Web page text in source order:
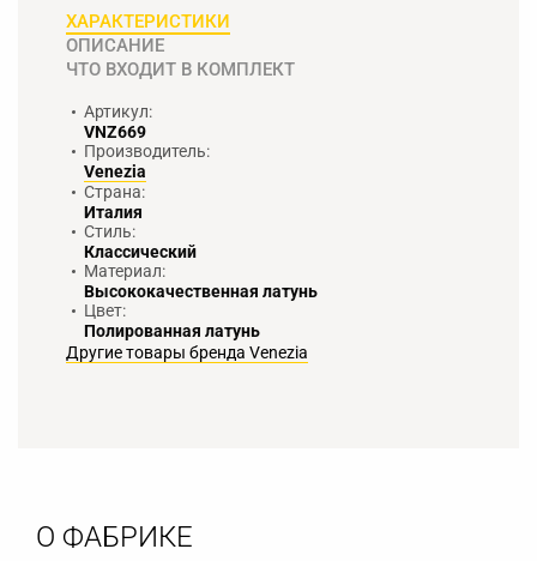
ХАРАКТЕРИСТИКИ
ОПИСАНИЕ
ЧТО ВХОДИТ В КОМПЛЕКТ
Артикул:
VNZ669
Производитель:
Venezia
Страна:
Италия
Стиль:
Классический
Материал:
Высококачественная латунь
Цвет:
Полированная латунь
Другие товары бренда Venezia
О ФАБРИКЕ